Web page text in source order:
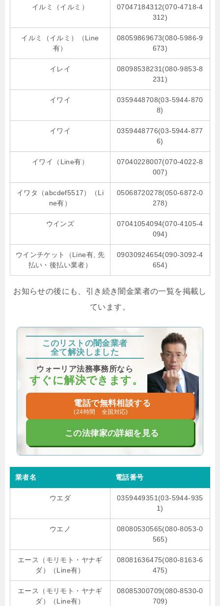
イルミ（イルミ）
07047184312(070-4718-4
312)
イルミ（イルミ）（Line
有）
08059869673(080-5986-9
673)
イレイ
08098538231(080-9853-8
231)
イワイ
0359448708(03-5944-870
8)
イワイ
0359448776(03-5944-877
6)
イワイ（Line有）
07040228007(070-4022-8
007)
イワタ（abcdef5517）（Li
ne有）
05068720278(050-6872-0
278)
ウインズ
07041054094(070-4105-4
094)
ウインチケット（Line有, 先
払い・後払い業者）
09030924654(090-3092-4
654)
お知らせの後にも、引き続き闇金業者の一覧を掲載し
ています。
このリストの闇金業者
全て解決しました
ウォーリア法務事務所なら
すぐに解決できます。
電話で無料相談する
(24時間 全国対応)
この法律家の詳細を見る
業者名 電話番号
ウエダ
0359449351(03-5944-935
1)
ウエノ
08080530565(080-8053-0
565)
エース（モリモト・ヤナギ
ダ）（Line有）
08081636475(080-8163-6
475)
エース（モリモト・ヤナギ
ダ）（Line有）
08085300709(080-8530-0
709)